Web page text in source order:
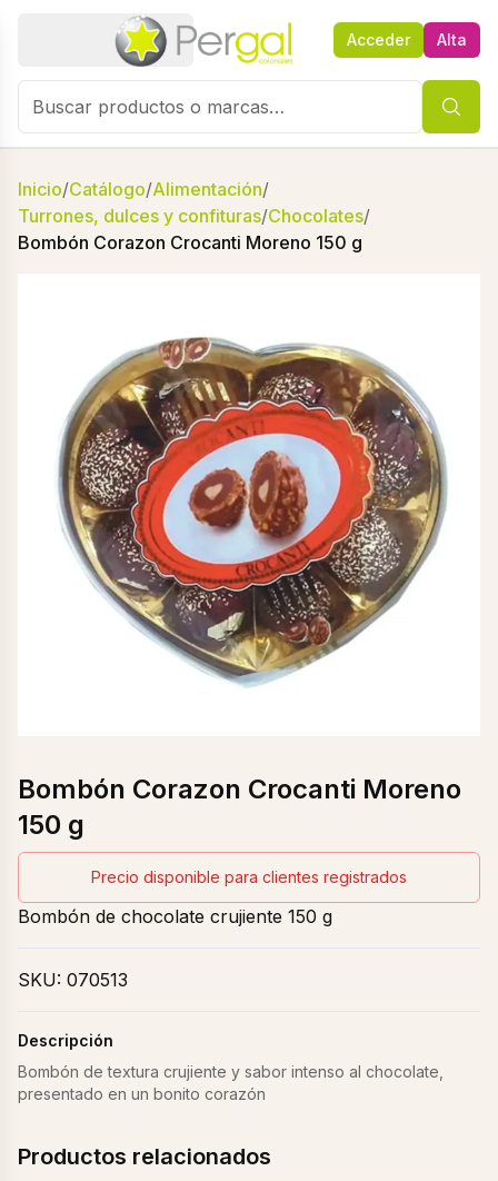
Acceder Alta
Inicio/Catálogo/Alimentación/
Turrones, dulces y confituras/Chocolates/
Bombón Corazon Crocanti Moreno 150 g
Bombón Corazon Crocanti Moreno
150 g
Precio disponible para clientes registrados
Bombón de chocolate crujiente 150 g
SKU: 070513
Descripción
Bombón de textura crujiente y sabor intenso al chocolate,
presentado en un bonito corazón
Productos relacionados